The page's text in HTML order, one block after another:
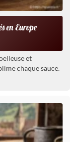
en Europe
et
chaque sauce.